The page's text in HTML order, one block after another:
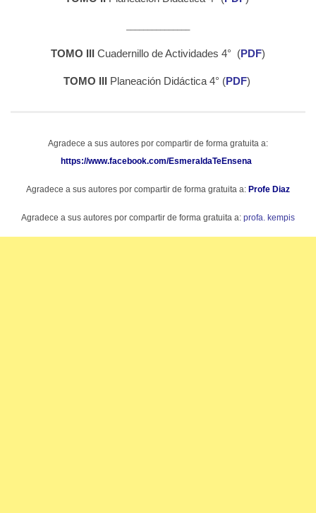
TOMO III Cuadernillo de Actividades 4° (PDF)
TOMO IIIPlaneación Didáctica 4° (PDF)
Agradece a sus autores por compartir de forma gratuita a:
https://www.facebook.com/EsmeraldaTeEnsena
Agradece a sus autores por compartir de forma gratuita a: Profe Diaz
Agradece a sus autores por compartir de forma gratuita a: profa. kempis